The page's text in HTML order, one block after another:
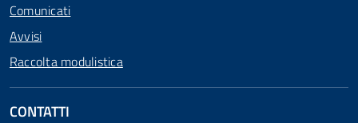
Comunicati
Avvisi
Raccolta modulistica
CONTATTI